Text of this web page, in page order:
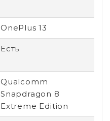
OnePlus 13
Есть
Qualcomm
Snapdragon 8
Extreme Edition